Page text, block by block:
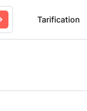
Tarification